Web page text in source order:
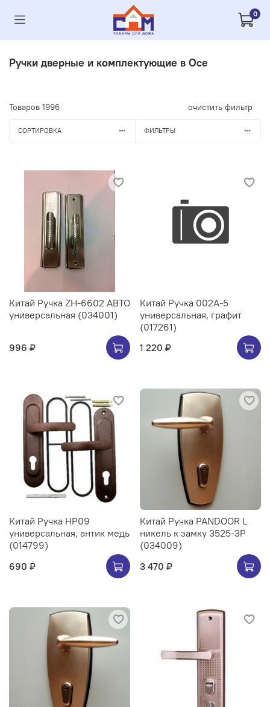
0
Ручки дверные и комплектующие в Осе
Товаров 1996 очистить фильтр
СОРТИРОВКА ФИЛЬТРЫ
Китай Ручка ZH-6602 АВТО
универсальная (034001)
996 ₽
Китай Ручка 002A-5
универсальная, графит
(017261)
1 220 ₽
Китай Ручка HP09
универсальная, антик медь
(014799)
690 ₽
Китай Ручка PANDOOR L
никель к замку 3525-3Р
(034009)
3 470 ₽